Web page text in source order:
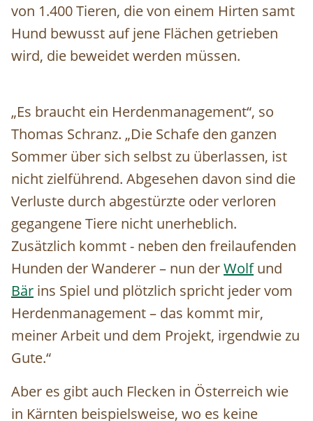
von 1.400 Tieren, die von einem Hirten samt
Hund bewusst auf jene Flächen getrieben
wird, die beweidet werden müssen.
„Es braucht ein Herdenmanagement“, so
Thomas Schranz. „Die Schafe den ganzen
Sommer über sich selbst zu überlassen, ist
nicht zielführend. Abgesehen davon sind die
Verluste durch abgestürzte oder verloren
gegangene Tiere nicht unerheblich.
Zusätzlich kommt - neben den freilaufenden
Hunden der Wanderer – nun derWolfund
Bär ins Spiel und plötzlich spricht jeder vom
Herdenmanagement – das kommt mir,
meiner Arbeit und dem Projekt, irgendwie zu
Gute.“
Aber es gibt auch Flecken in Österreich wie
in Kärnten beispielsweise, wo es keine